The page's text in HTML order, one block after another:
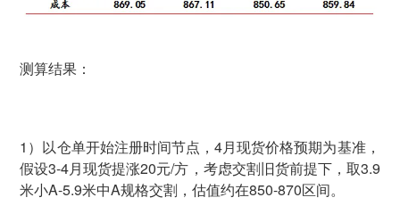
测算结果：
1）以仓单开始注册时间节点，4月现货价格预期为基准，
假设3-4月现货提涨20元/方，考虑交割旧货前提下，取3.9
米小A-5.9米中A规格交割，估值约在850-870区间。